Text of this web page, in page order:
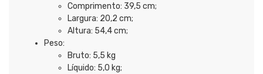
Comprimento: 39,5 cm;
Largura: 20,2 cm;
Altura: 54,4 cm;
Peso:
Bruto: 5,5 kg
Líquido: 5,0 kg;